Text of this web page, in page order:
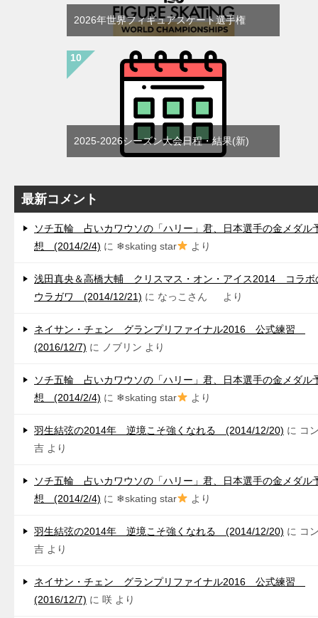
2026年世界フィギュアスケート選手権
2025-2026シーズン大会日程・結果(新)
最新コメント
ソチ五輪 占いカワウソの「ハリー」君、日本選手の金メダル
想 (2014/2/4) に ❄skating star より
浅田真央＆高橋大輔 クリスマス・オン・アイス2014 コラボ
ウラガワ (2014/12/21) に なっこさん より
ネイサン・チェン グランプリファイナル2016 公式練習
(2016/12/7) に ノブリン より
ソチ五輪 占いカワウソの「ハリー」君、日本選手の金メダル
想 (2014/2/4) に ❄skating star より
羽生結弦の2014年 逆境こそ強くなれる (2014/12/20) に コ
吉 より
ソチ五輪 占いカワウソの「ハリー」君、日本選手の金メダル
想 (2014/2/4) に ❄skating star より
羽生結弦の2014年 逆境こそ強くなれる (2014/12/20) に コ
吉 より
ネイサン・チェン グランプリファイナル2016 公式練習
(2016/12/7) に 咲 より